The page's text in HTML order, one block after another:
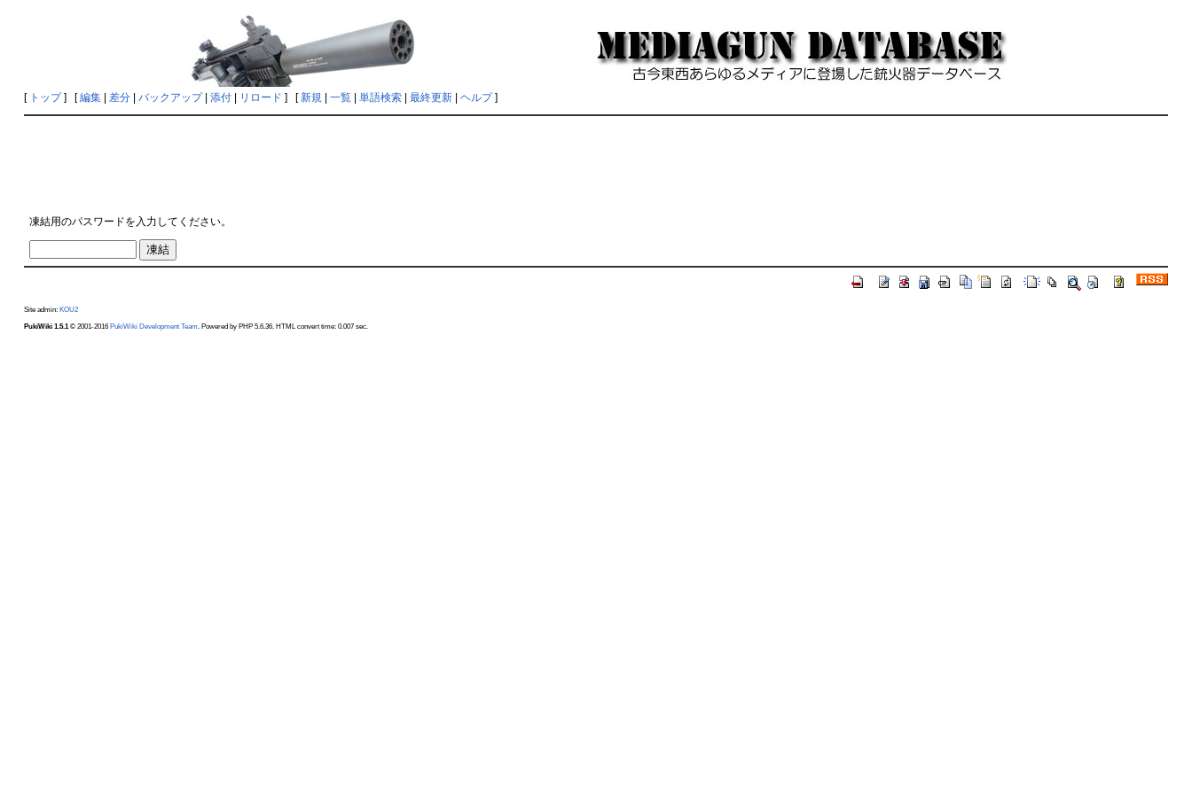
[ トップ] [編集| 差分| バックアップ| 添付| リロード ] [新規| 一覧| 単語検索| 最終更新| ヘルプ]
凍結用のパスワードを入力してください。
Site admin: KOU2
PukiWiki 1.5.1© 2001-2016 PukiWiki Development Team. Powered by PHP 5.6.36. HTML convert time: 0.007 sec.